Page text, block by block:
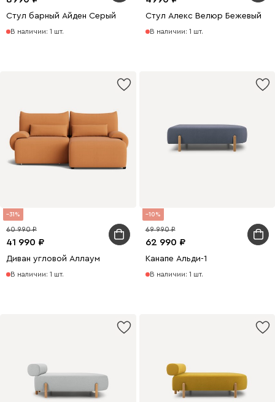
Стул барный Айден Серый
В наличии: 1 шт.
Стул Алекс Велюр Бежевый
В наличии: 1 шт.
31
41 990
60 990
Диван угловой Аллаум
В наличии: 1 шт.
10
62 990
69 990
Канапе Альди-1
В наличии: 1 шт.